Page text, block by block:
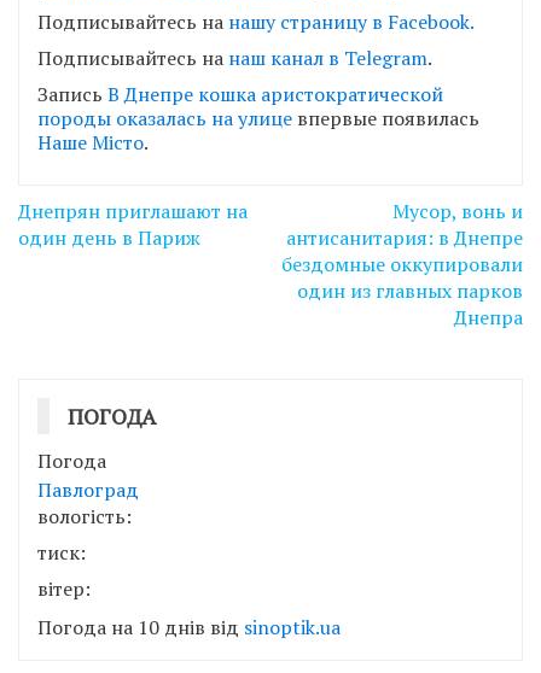
Подписывайтесь на нашу страницу в Facebook.
Подписывайтесь на наш канал в Telegram.
Запись В Днепре кошка аристократической
породы оказалась на улице впервые появилась
Наше Місто.
Навігація
записів
Днепрян приглашают на
один день в Париж
Мусор, вонь и
антисанитария: в Днепре
бездомные оккупировали
один из главных парков
Днепра
ПОГОДА
Погода
Павлоград
вологість:
тиск:
вітер:
Погода на 10 днів від sinoptik.ua